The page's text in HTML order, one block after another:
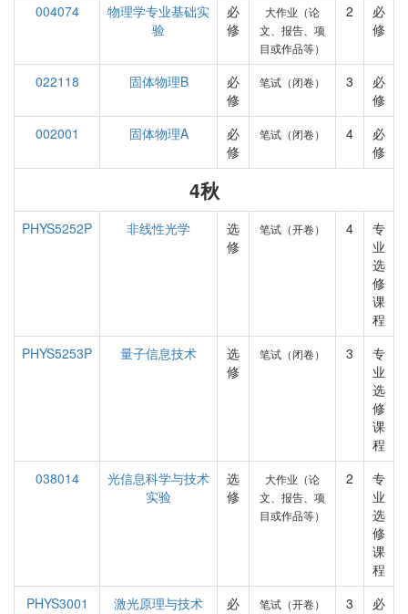
004074
物理学专业基础实
验
必
修
大作业（论
文、报告、项
目或作品等）
2
必
修
022118 固体物理B
必
修
笔试（闭卷） 3
必
修
002001
固体物理A
必
修
笔试（闭卷） 4
必
修
4秋
PHYS5252P 非线性光学
选
修
笔试（开卷） 4
专
业
选
修
课
程
PHYS5253P
量子信息技术
选
修
笔试（闭卷） 3
专
业
选
修
课
程
038014
光信息科学与技术
实验
选
修
大作业（论
文、报告、项
目或作品等）
2
专
业
选
修
课
程
PHYS3001
激光原理与技术
必
笔试（开卷） 3
必